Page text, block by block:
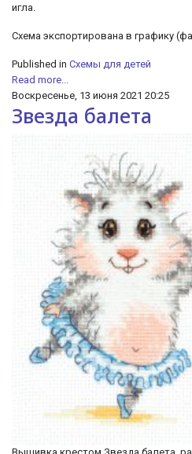
игла.
Схема экспортирована в графику
Published in Схемы для детей
Read more...
Воскресенье, 13 июня 2021 20:25
Звезда балета
Вышивка крестом Звезда балета,